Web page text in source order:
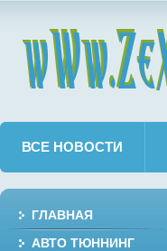
ВСЕ НОВОСТИ
ГЛАВНАЯ
АВТО ТЮННИНГ